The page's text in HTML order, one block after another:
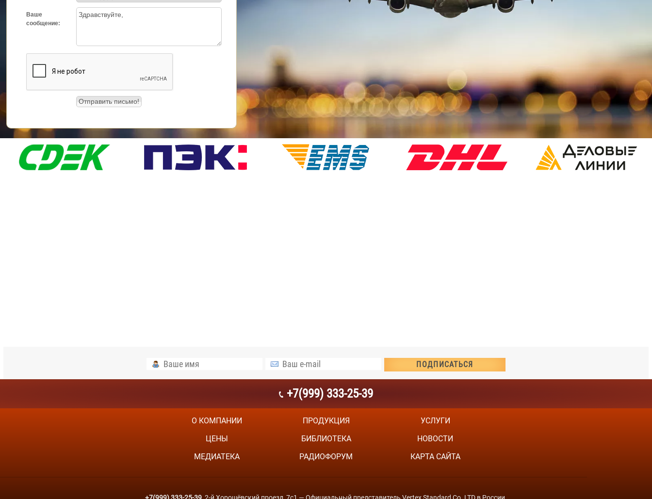
Ваше
сообщение:
+7(999) 333-25-39
О КОМПАНИИ
ЦЕНЫ
МЕДИАТЕКА
ПРОДУКЦИЯ
БИБЛИОТЕКА
РАДИОФОРУМ
УСЛУГИ
НОВОСТИ
КАРТА САЙТА
+7(999) 333-25-39, 2-й Хорошёвский проезд, 7с1 — Официальный представитель Vertex Standard Co. LTD в России.